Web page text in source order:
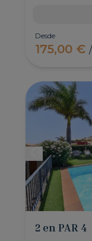
Desde
175,00 €
2 en PAR 4